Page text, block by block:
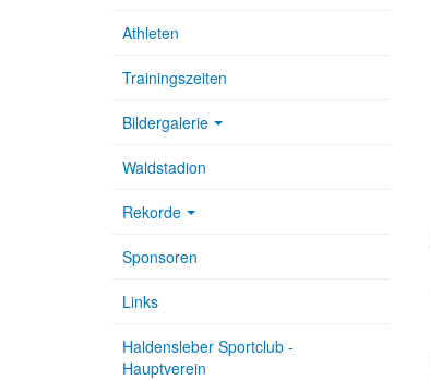
Athleten
Trainingszeiten
Bildergalerie
Waldstadion
Rekorde
Sponsoren
Links
Haldensleber Sportclub -
Hauptverein